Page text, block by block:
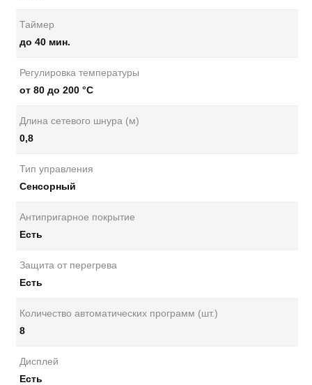
Таймер
до 40 мин.
Регулировка температуры
от 80 до 200 °С
Длина сетевого шнура (м)
0,8
Тип управления
Сенсорный
Антипригарное покрытие
Есть
Защита от перегрева
Есть
Количество автоматических программ (шт.)
8
Дисплей
Есть